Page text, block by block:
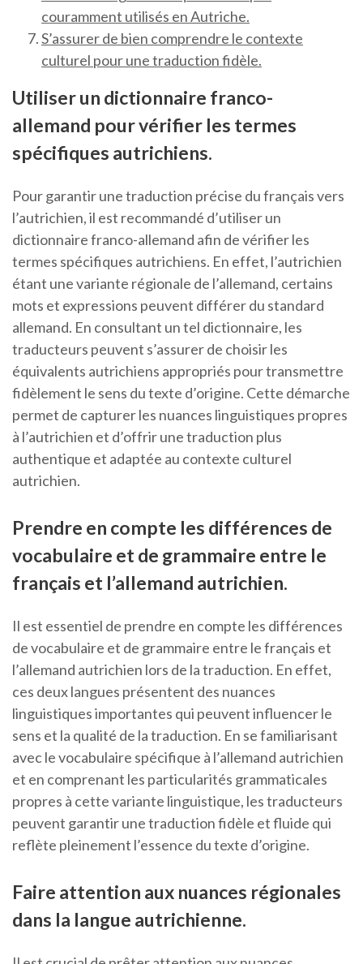
couramment utilisés en Autriche.
S’assurer de bien comprendre le contexte
culturel pour une traduction fidèle.
Utiliser un dictionnaire franco-
allemand pour vérifier les termes
spécifiques autrichiens.
Pour garantir une traduction précise du français vers
l’autrichien, il est recommandé d’utiliser un
dictionnaire franco-allemand afin de vérifier les
termes spécifiques autrichiens. En effet, l’autrichien
étant une variante régionale de l’allemand, certains
mots et expressions peuvent différer du standard
allemand. En consultant un tel dictionnaire, les
traducteurs peuvent s’assurer de choisir les
équivalents autrichiens appropriés pour transmettre
fidèlement le sens du texte d’origine. Cette démarche
permet de capturer les nuances linguistiques propres
à l’autrichien et d’offrir une traduction plus
authentique et adaptée au contexte culturel
autrichien.
Prendre en compte les différences de
vocabulaire et de grammaire entre le
français et l’allemand autrichien.
Il est essentiel de prendre en compte les différences
de vocabulaire et de grammaire entre le français et
l’allemand autrichien lors de la traduction. En effet,
ces deux langues présentent des nuances
linguistiques importantes qui peuvent influencer le
sens et la qualité de la traduction. En se familiarisant
avec le vocabulaire spécifique à l’allemand autrichien
et en comprenant les particularités grammaticales
propres à cette variante linguistique, les traducteurs
peuvent garantir une traduction fidèle et fluide qui
reflète pleinement l’essence du texte d’origine.
Faire attention aux nuances régionales
dans la langue autrichienne.